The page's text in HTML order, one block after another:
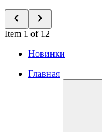
Item 1 of 12
Новинки
Главная